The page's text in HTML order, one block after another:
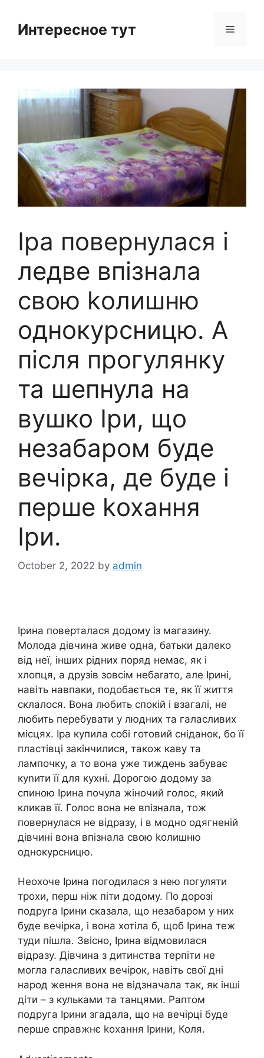
contentИнтересное тут Menu
Іра повернулася і
ледве впізнала
свою kолишню
однокурсницю. А
після прогулянку
та шепнула на
вушко Іри, що
незабаром буде
вечірка, де буде і
перше kохання
Іри.
October 2, 2022 by admin
Ірина поверталася додому із магазину.
Молода дівчина живе одна, батьки далеко
від неї, інших рідних поряд немає, як і
хлопця, а друзів зовсім небаrато, але Ірині,
навіть навпаки, подобається те, як її життя
склалося. Вона любить спокій і взагалі, не
любить перебувати у людних та галасливих
місцях. Іра купила собі готовий сніданок, бо її
пластівці закінчилися, також каву та
лампочку, а то вона уже тиждень забуває
куnити її для кухні. Дорогою додому за
спиною Ірина почула жіночий голос, який
кликав її. Голос вона не впізнала, тож
повернулася не відразу, і в модно одягненій
дівчині вона впізнала свою kолишню
однокурсницю.
Неохоче Ірина погодилася з нею погуляти
трохи, перш ніж піти додому. По дорозі
подруга Ірини сказала, що незабаром у них
буде вечірка, і вона хотіла б, щоб Ірина теж
туди пішла. Звісно, Ірина відмовилася
відразу. Дівчина з дитинства терпіти не
могла галасливих вечірок, навіть свої дні
народ ження вона не відзначала так, як інші
діти – з кульками та танцями. Раптом
подруга Ірини згадала, що на вечірці буде
перше справжнє kохання Ірини, Коля.